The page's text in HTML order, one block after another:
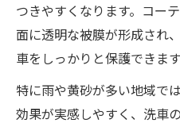
つきやすくなります。コー
面に透明な被膜が形成され
車をしっかりと保護できます
特に雨や黄砂が多い地域で
効果が実感しやすく、洗車